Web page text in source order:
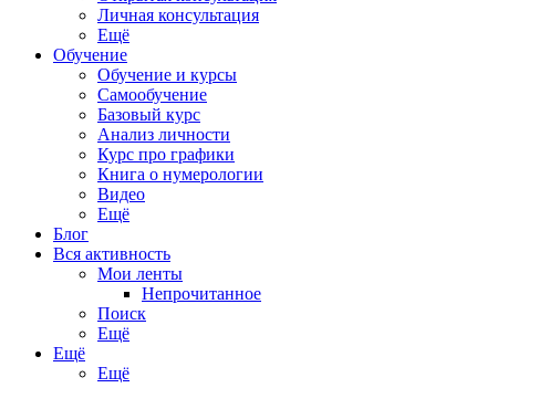
Личная консультация
Ещё
Обучение
Обучение и курсы
Самообучение
Базовый курс
Анализ личности
Курс про графики
Книга о нумерологии
Видео
Ещё
Блог
Вся активность
Мои ленты
Непрочитанное
Поиск
Ещё
Ещё
Ещё